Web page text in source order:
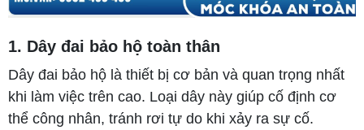
1. Dây đai bảo hộ toàn thân
Dây đai bảo hộ là thiết bị cơ bản và quan trọng nhất
khi làm việc trên cao. Loại dây này giúp cố định cơ
thể công nhân, tránh rơi tự do khi xảy ra sự cố.